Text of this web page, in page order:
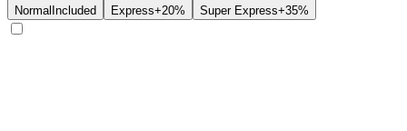
NormalIncluded Express+20% Super Express+35%